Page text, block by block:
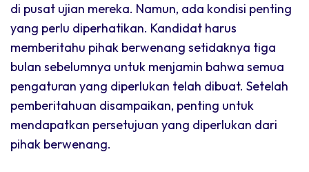
di pusat ujian mereka. Namun, ada kondisi penting
yang perlu diperhatikan. Kandidat harus
memberitahu pihak berwenang setidaknya tiga
bulan sebelumnya untuk menjamin bahwa semua
pengaturan yang diperlukan telah dibuat. Setelah
pemberitahuan disampaikan, penting untuk
mendapatkan persetujuan yang diperlukan dari
pihak berwenang.